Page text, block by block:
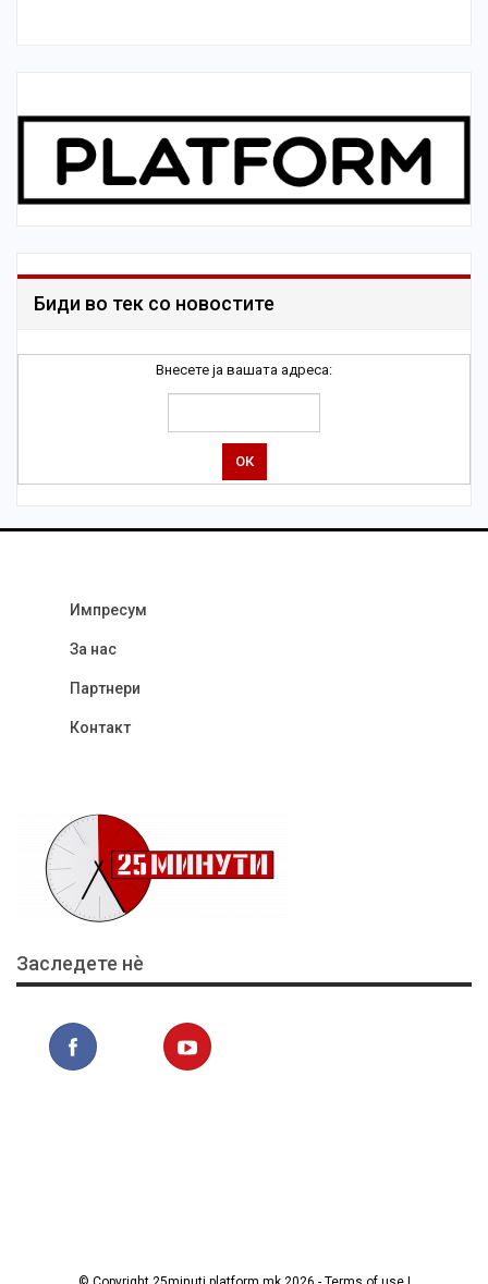
Биди во тек со новостите
Внесете ја вашата адреса:
Импресум
За нас
Партнери
Контакт
Заследете нѐ